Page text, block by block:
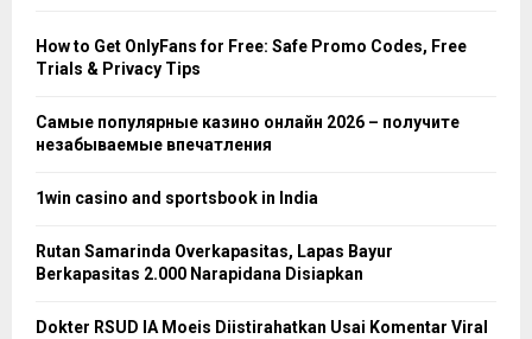
How to Get OnlyFans for Free: Safe Promo Codes, Free
Trials & Privacy Tips
Самые популярные казино онлайн 2026 – получите
незабываемые впечатления
1win casino and sportsbook in India
Rutan Samarinda Overkapasitas, Lapas Bayur
Berkapasitas 2.000 Narapidana Disiapkan
Dokter RSUD IA Moeis Diistirahatkan Usai Komentar Viral